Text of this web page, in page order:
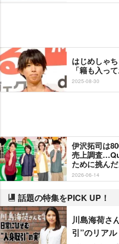
はじめしゃ
「籍も入っ
2025-08-30
伊沢拓司は
売上調査
ために挑ん
2026-06-14
話題の特集をPICK UP！
川島海荷さ
引”のリアル